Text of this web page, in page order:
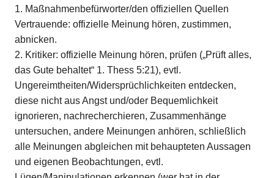
1. Maßnahmenbefürworter/den offiziellen Quellen
Vertrauende: offizielle Meinung hören, zustimmen,
abnicken.
2. Kritiker: offizielle Meinung hören, prüfen („Prüft alles,
das Gute behaltet“ 1. Thess 5:21), evtl.
Ungereimtheiten/Widersprüchlichkeiten entdecken,
diese nicht aus Angst und/oder Bequemlichkeit
ignorieren, nachrecherchieren, Zusammenhänge
untersuchen, andere Meinungen anhören, schließlich
alle Meinungen abgleichen mit behaupteten Aussagen
und eigenen Beobachtungen, evtl.